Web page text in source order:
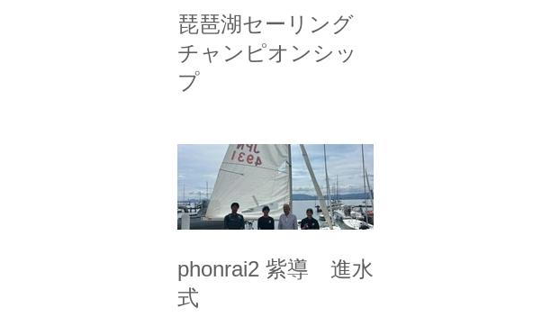
琵琶湖セーリング
チャンピオンシッ
プ
phonrai2 紫導 進水
式